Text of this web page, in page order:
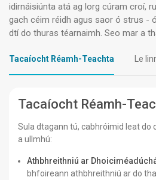
idirnáisiúnta atá ag lorg cúram croí,
gach céim réidh agus saor ó strus -
dtí do thuras téarnaimh. Seo mar a
Tacaíocht Réamh-Teachta Le
Tacaíocht Réamh-
Sula dtagann tú, cabhróimid leat do
a ullmhú:
Athbhreithniú ar
bhfoireann athbhreithniú ar do